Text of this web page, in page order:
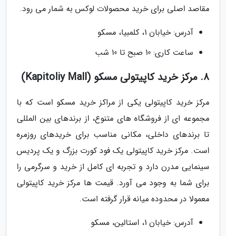
مقاصد اصلی برای خرید محصولات لوکس به شمار می رود.
آدرس: خیابان 1، کلمبیا، مسکو
ساعت کاری: 10 صبح تا 10 شب
8. مرکز خرید کاپیتولی مسکو (Kapitoliy Mall)
مرکز خرید کاپیتولی یکی از مراکز خرید مسکو است که با
مجموعه ای از فروشگاه های متنوع، از برندهای بین المللی
تا برندهای داخلی، مکانی مناسب برای خریدهای روزمره
است. مرکز خرید کاپیتولی یک فود کورت بزرگ و یک پردیس
سینمایی مدرن دارد و تجربه ای کامل از خرید و سرگرمی را
برای شما به وجود می آورد. قیمت ها مرکز خرید کاپیتولی
معمولا در محدوده میانه قرار گرفته است.
آدرس: خیابان 1، استالین، مسکو